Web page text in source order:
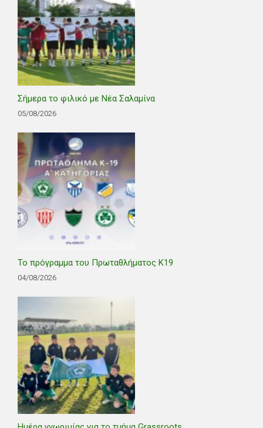
Σήμερα το φιλικό με Νέα Σαλαμίνα
05/08/2026
Το πρόγραμμα του Πρωταθλήματος Κ19
04/08/2026